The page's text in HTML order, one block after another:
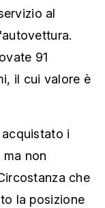
al
91
il cui valore è
i
non
che
la posizione